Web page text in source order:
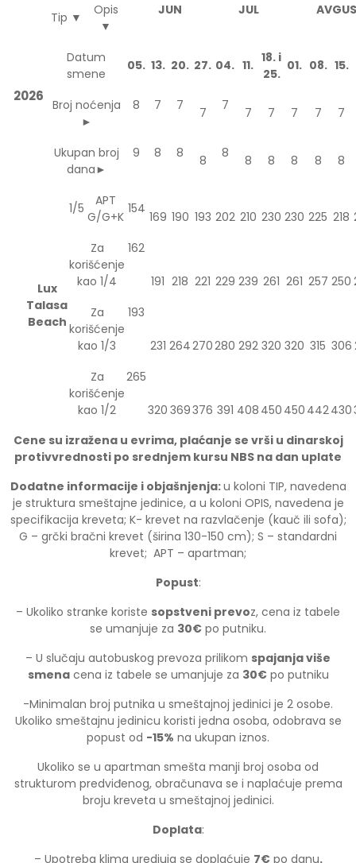
2026
Tip ▼
Opis
▼
JUN JUL
Datum
smene
05. 13. 20. 27. 04. 11. 18. i
25.
01. 08. 15.
Broj noćenja
►
8 7 7 7 7 7 7 7 7 7
Ukupan broj
dana►
9 8 8 8 8 8 8 8 8 8
Lux
Talasa
Beach
1/5
APT
G/G+K
154
169 190 193 202 210 230 230 225 218
Za
korišćenje
kao 1/4
162
191 218 221 229 239 261 261 257 250
Za
korišćenje
kao 1/3
193
231 264270280 292 320 320 315 306
Za
korišćenje
kao 1/2
265
320 369376 391 408 450 450 442430
Cene su izražena u evrima, plaćanje se vrši u dinarskoj
protivvrednosti po srednjem kursu NBS na dan uplate
Dodatne informacije i objašnjenja:u koloni TIP, navedena
je struktura smeštajne jedinice, a u koloni OPIS, navedena je
specifikacija kreveta; K- krevet na razvlačenje (kauč ili sofa);
G – grčki bračni krevet (širina 130-150 cm); S – standardni
krevet; APT – apartman;
Popust:
– Ukoliko stranke koriste sopstveni prevoz, cena iz tabele
se umanjuje za 30€ po putniku.
– U slučaju autobuskog prevoza prilikom spajanja više
smenacena iz tabele se umanjuje za 30€po putniku
-Minimalan broj putnika u smeštajnoj jedinici je 2 osobe.
Ukoliko smeštajnu jedinicu koristi jedna osoba, odobrava se
popust od -15% na ukupan iznos.
Ukoliko se u apartman smešta manji broj osoba od
strukturom predviđenog, obračunava se i naplaćuje prema
broju kreveta u smeštajnoj jedinici.
Doplata:
– Upotreba klima uredjuja se doplaćuje 7€po danu.